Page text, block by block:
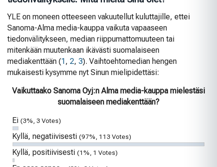
YLE on moneen otteeseen vakuutellut kuluttajille, ettei
Sanoma-Alma media-kauppa vaikuta vapaaseen
tiedonvälitykseen, median riippumattomuuteen tai
mitenkään muutenkaan ikävästi suomalaiseen
mediakenttään (1, 2, 3). Vaihtoehtomedian hengen
mukaisesti kysymme nyt Sinun mielipidettäsi:
Vaikuttaako Sanoma Oyj:n Alma media-kauppa mielestäsi
suomalaiseen mediakenttään?
Ei (3%, 3 Votes)
Kyllä, negatiivisesti (97%, 113 Votes)
Kyllä, positiivisesti (1%, 1 Votes)